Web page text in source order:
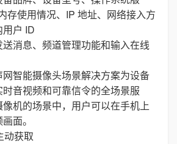
存使用情况、IP 地址、网络接入方
户 ID
消息、频道管理功能和输入在线
智能摄像头场景解决方案为设备
音视频和可靠信令的全场景服
机的场景中，用户可以在手机上
面。
动获取